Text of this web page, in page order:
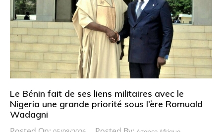
Le Bénin fait de ses liens militaires avec le
Nigeria une grande priorité sous l’ère Romuald
Wadagni